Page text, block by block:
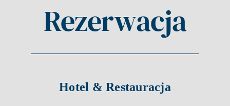
Rezerwacja
Hotel & Restauracja